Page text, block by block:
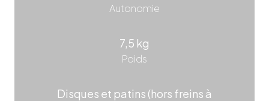
Autonomie
7,5 kg
Poids
Disques et patins (hors freins à